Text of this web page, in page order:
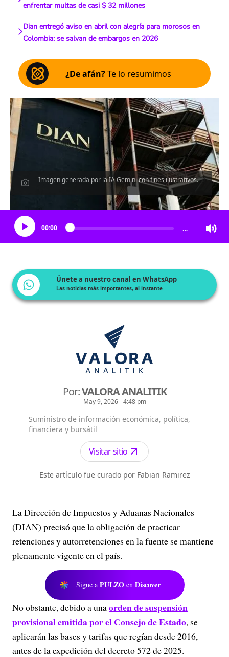
enfrentar multas de casi $ 32 millones
Dian entregó aviso en abril con alegría para morosos en
Colombia: se salvan de embargos en 2026
¿De afán?Te lo resumimos
Imagen generada por la IA Gemini con fines ilustrativos.
Escucha el artículo
00:00 …
Únete a nuestro canal en WhatsApp
Las noticias más importantes, al instante
Por:VALORA ANALITIK
May 9, 2026 - 4:48 pm
Suministro de información económica, política,
financiera y bursátil
Visitar sitio
Este artículo fue curado por Fabian Ramirez
La Dirección de Impuestos y Aduanas Nacionales
(DIAN) precisó que la obligación de practicar
retenciones y autorretenciones en la fuente se mantiene
plenamente vigente en el país.
Sigue a PULZO en Discover
No obstante, debido a unaorden de suspensión
provisional emitida por el Consejo de Estado, se
aplicarán las bases y tarifas que regían desde 2016,
antes de la expedición del decreto 572 de 2025.